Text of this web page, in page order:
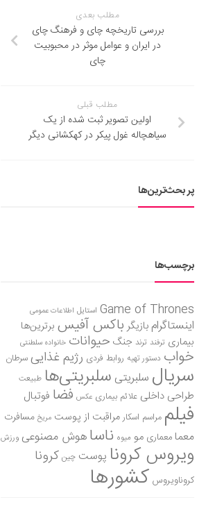
مطلب بعدی
بررسی تاریخچه چای و فرهنگ چای
در ایران و عوامل موثر در محبوبیت
چای
مطلب قبلی
اولین تصویر ثبت شده از یک
سیاهچاله غول پیکر در کهکشانی دیگر
پر بحث‌ترین‌ها
برچسب‌ها
Game of Thrones استایل اطلاعات عمومی
اینستاگرام بازیگر باکس آفیس برترین‌ها
بیماری ترفند ترند جنگ حیوانات خانواده سلطنتی
خواب دستور تهیه روابط فردی رژیم غذاییسرطان
سریال سلبریتی سلبریتی‌ها طبیعت
طراحی داخلی علائم بیماری عکس فضا فوتبال
فیلم مراسم اسکارمراقبت از پوست مریخ مسافرت
معمامعماری مو میوه ناساهوش مصنوعی ورزش
ویروس کرونا پوست چین کرونا
کروناویروس کشورها